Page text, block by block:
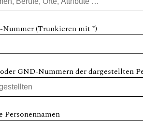
Nummer (Trunkieren mit *)
GND-Nummern der dargestellten
Personennamen